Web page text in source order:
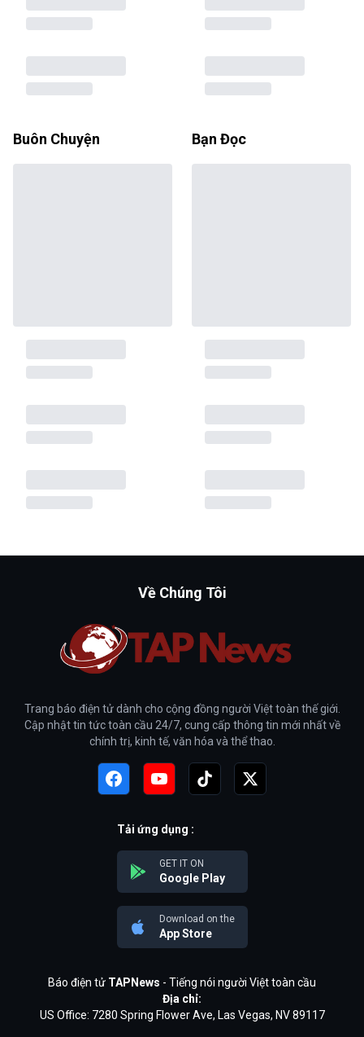
Buôn Chuyện Bạn Đọc
Về Chúng Tôi
Trang báo điện tử dành cho cộng đồng người Việt toàn thế giới.
Cập nhật tin tức toàn cầu 24/7, cung cấp thông tin mới nhất về
chính trị, kinh tế, văn hóa và thể thao.
Tải ứng dụng :
GET IT ON
Google Play
Download on the
App Store
Báo điện tử TAPNews - Tiếng nói người Việt toàn cầu
Địa chỉ:
US Office: 7280 Spring Flower Ave, Las Vegas, NV 89117